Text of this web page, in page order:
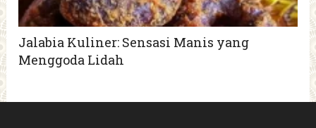
Jalabia Kuliner: Sensasi Manis yang
Menggoda Lidah